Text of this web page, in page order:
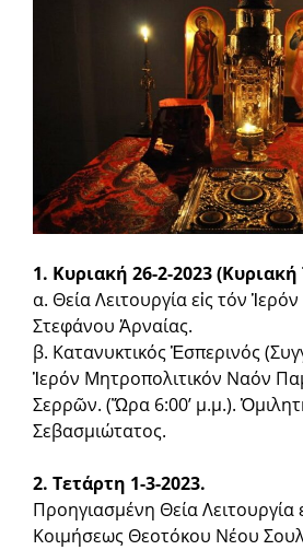
1. Κυριακή 26-2-2023 (Κυριακή
α. Θεία Λειτουργία εἰς τόν
Στεφάνου Ἀρναίας.
β. Κατανυκτικός Ἑσπερινός
Ἱερόν Μητρο­πολιτικόν Ναόν
Σερρῶν. (Ὥρα 6:00’ μ.μ.).
Σεβασμιώτατος.
2. Τετάρτη 1-3-2023.
Προηγιασμένη Θεία Λειτουργία
Κοιμήσεως Θεοτόκου Νέου